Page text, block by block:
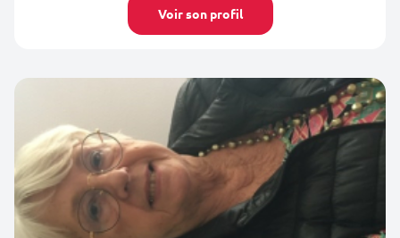
Voir son profil